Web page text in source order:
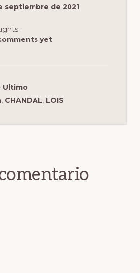
septiembre de 2021
yet
Ultimo
, CHANDAL, LOIS